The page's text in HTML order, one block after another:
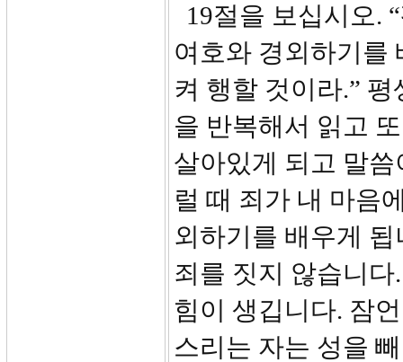
19절을 보십시오.
여호와 경외하기를
켜 행할 것이라.”
을 반복해서 읽고
살아있게 되고 말
럴 때 죄가 내 마음
외하기를 배우게
죄를 짓지 않습니
힘이 생깁니다. 잠
스리는 자는 성을